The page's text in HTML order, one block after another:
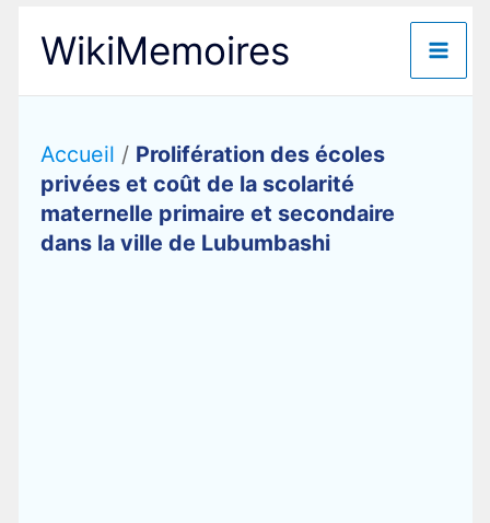
contenu
WikiMemoires
Accueil / Prolifération des écoles
privées et coût de la scolarité
maternelle primaire et secondaire
dans la ville de Lubumbashi